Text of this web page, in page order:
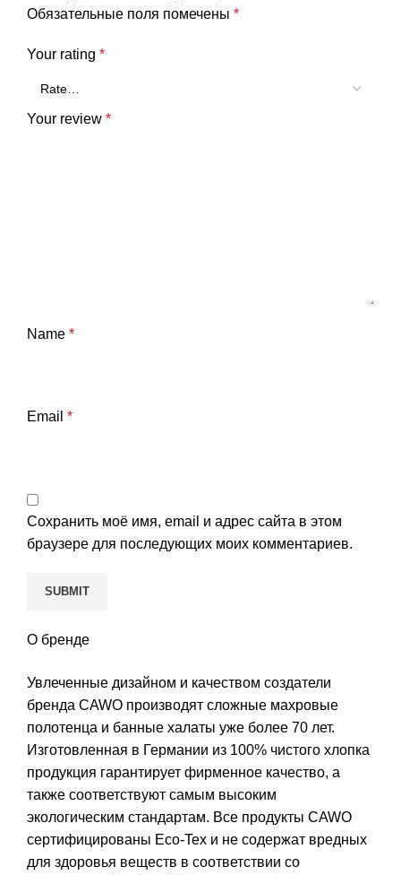
Обязательные поля помечены *
Your rating *
Your review *
Name *
Email *
Сохранить моё имя, email и адрес сайта в этом
браузере для последующих моих комментариев.
О бренде
Увлеченные дизайном и качеством создатели
бренда CAWO производят сложные махровые
полотенца и банные халаты уже более 70 лет.
Изготовленная в Германии из 100% чистого хлопка
продукция гарантирует фирменное качество, а
также соответствуют самым высоким
экологическим стандартам. Все продукты CAWO
сертифицированы Eco-Tex и не содержат вредных
для здоровья веществ в соответствии со